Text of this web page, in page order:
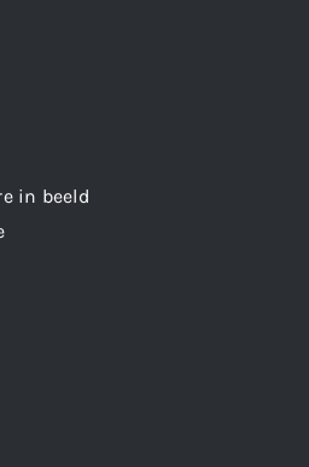
in beeld